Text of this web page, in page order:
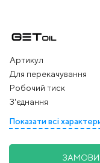
Артикул
Для перекачування
Робочий тиск
З'єднання
Показати всі